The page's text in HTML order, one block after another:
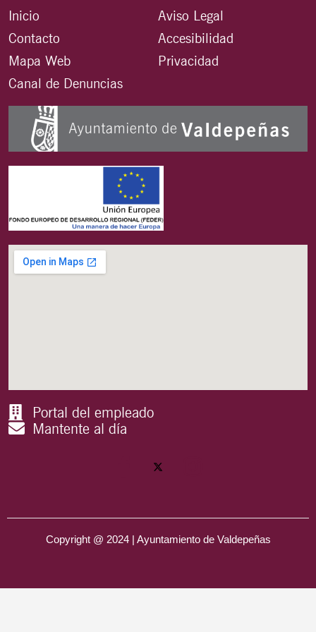
Inicio
Contacto
Mapa Web
Canal de Denuncias
Aviso Legal
Accesibilidad
Privacidad
Portal del empleado
Mantente al día
Copyright @ 2024 | Ayuntamiento de Valdepeñas